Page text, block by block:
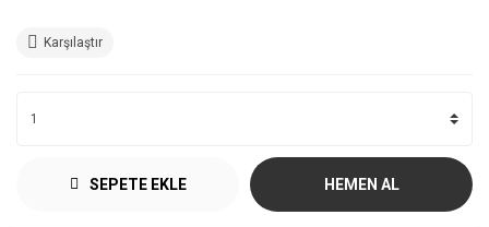
Karşılaştır
SEPETE EKLE HEMEN AL